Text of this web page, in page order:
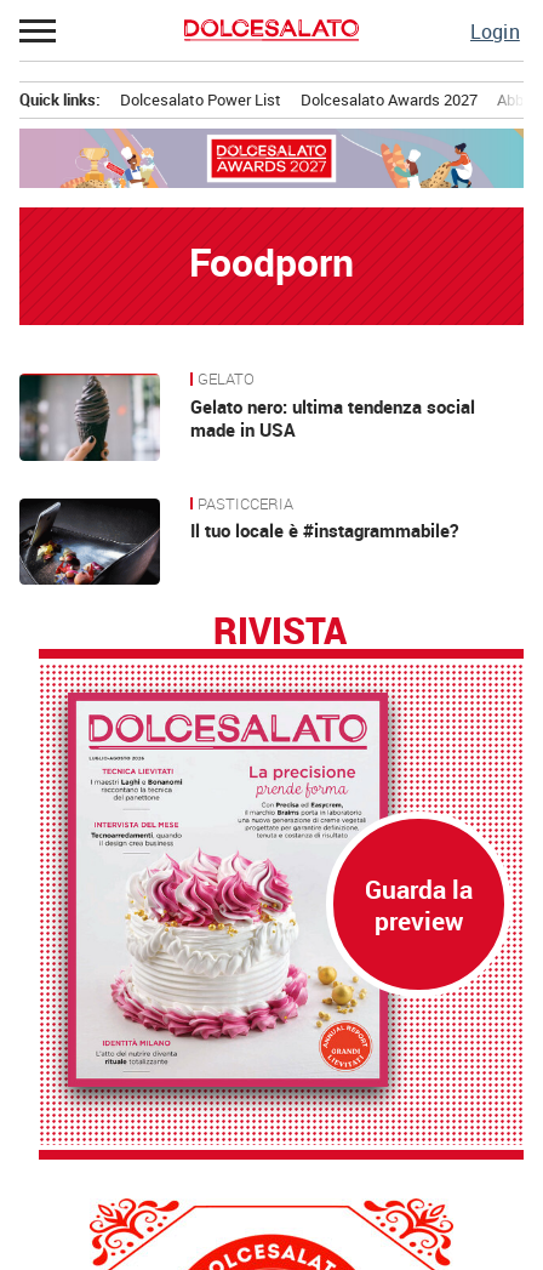
Passa
al
Login
principale
Quick links: Dolcesalato Power List Dolcesalato Awards 2027
Foodporn
News GELATO
Gelato nero: ultima tendenza social
made in USA
PASTICCERIA
Il tuo locale è #instagrammabile?
RIVISTA